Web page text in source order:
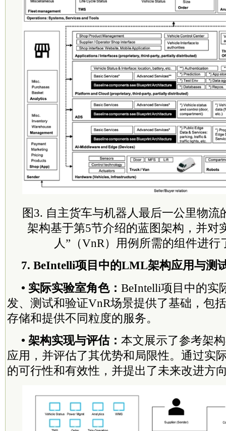
图3. 自主货车与机器人最后一公里物流
架构基于第5节介绍的蓝图架构，并对
人”（VnR）用例所需的组件进行
7. BeIntelli项目中的LML架构应用与测
• 实际实验室角色： BeIntelli项目中的实
发、测试和验证VnR场景提供了基础，包
存储和提供不同粒度的服务。
• 架构实现与评估： 本文展示了参考架
应用，并评估了其优势和局限性。通过实
的可行性和有效性，并提出了未来改进方